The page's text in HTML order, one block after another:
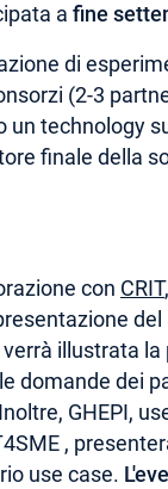
a fine
di
(2-3
un technology
finale della
con CRIT
illustrata la
domande dei
GHEPI,
,
use case.